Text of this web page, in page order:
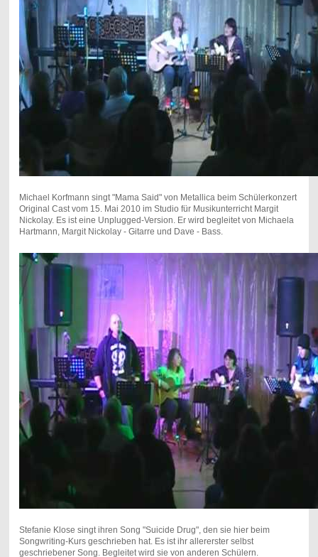
Michael Korfmann singt "Mama Said" von Metallica beim Schülerkonzert
Original Cast vom 15. Mai 2010 im Studio für Musikunterricht Margit
Nickolay. Es ist eine Unplugged-Version. Er wird begleitet von Michaela
Hartmann, Margit Nickolay - Gitarre und Dave - Bass.
Stefanie Klose singt ihren Song "Suicide Drug", den sie hier beim
Songwriting-Kurs geschrieben hat. Es ist ihr allererster selbst
geschriebener Song. Begleitet wird sie von anderen Schülern.